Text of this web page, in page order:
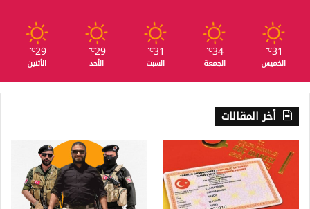
31
℃
الخميس
34
℃
الجمعة
31
℃
السبت
29
℃
الأحد
29
℃
الأثنين
أخر المقالات